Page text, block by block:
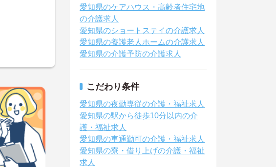
愛知県のケアハウス・高齢者住宅地
の介護求人
愛知県のショートステイの介護求人
愛知県の養護老人ホームの介護求人
愛知県の介護予防の介護求人
こだわり条件
愛知県の夜勤専従の介護・福祉求人
愛知県の駅から徒歩10分以内の介
護・福祉求人
愛知県の車通勤可の介護・福祉求人
愛知県の寮・借り上げの介護・福祉
求人